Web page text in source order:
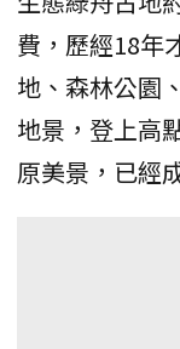
費，歷經18年
地、森林公園
地景，登上高
原美景，已經